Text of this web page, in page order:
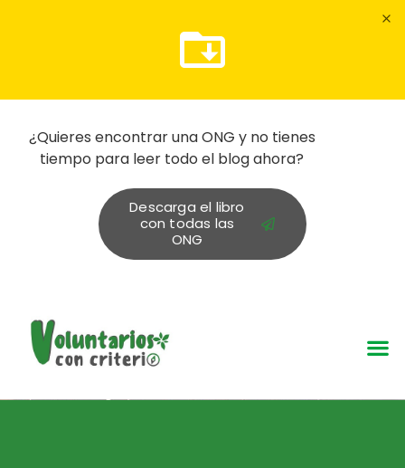
¿Quieres encontrar una ONG y no tienes
tiempo para leer todo el blog ahora?
Descarga el libro
con todas las
ONG